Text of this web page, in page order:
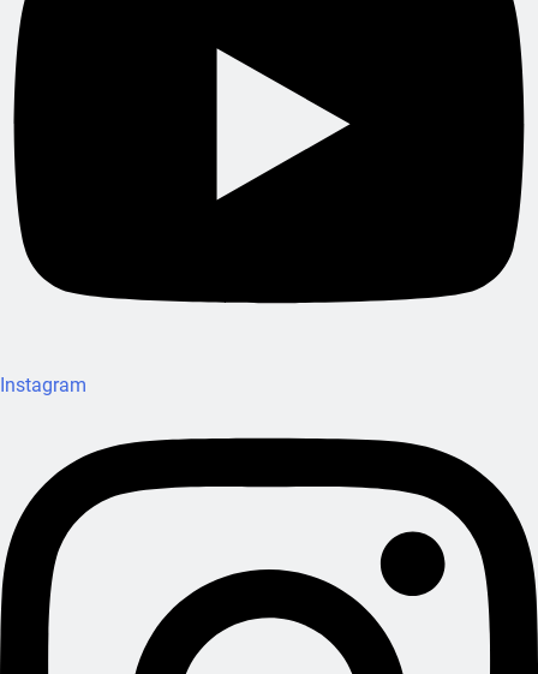
Instagram